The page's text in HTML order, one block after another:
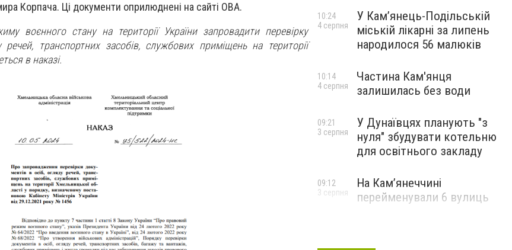
Корпача. Ці документи оприлюднені на сайті ОВА.
воєнного стану на території України запровадити перевірку
речей, транспортних засобів, службових приміщень на території
в наказі.
У Кам’янець-Подільській
міській лікарні за липень
народилося 56 малюків
10:24
4 серпня
Частина Кам'янця
залишилась без води
10:14
4 серпня
У Дунаївцях планують "з
нуля" збудувати котельню
для освітнього закладу
09:21
3 серпня
На Камʼянеччині
перейменували 6 вулиць
09:12
3 серпня